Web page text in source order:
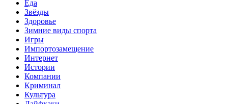
Еда
Звёзды
Здоровье
Зимние виды спорта
Игры
Импортозамещение
Интернет
Истории
Компании
Криминал
Культура